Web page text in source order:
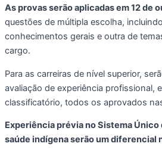
As provas serão aplicadas em 12 de
questões de múltipla escolha,
conhecimentos gerais e outra de
cargo.
Para as carreiras de nível superior,
avaliação de experiência profissional,
classificatório, todos os aprovados
Experiência prévia no Sistema Único
saúde indígena serão um diferencial